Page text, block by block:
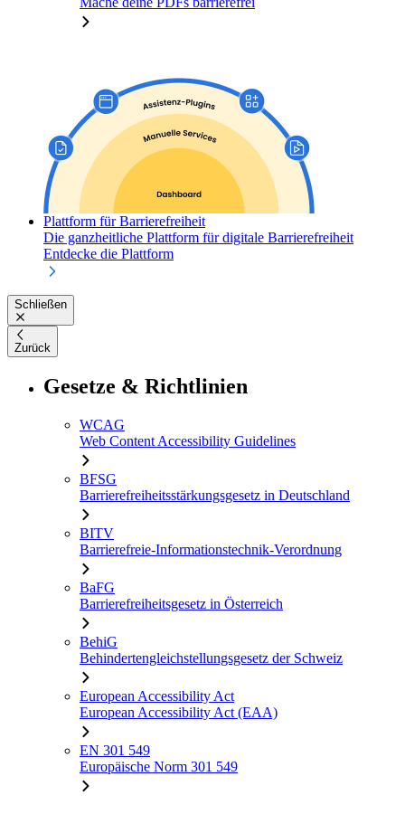
Plattform für Barrierefreiheit
Die ganzheitliche Plattform für digitale Barrierefreiheit
Entdecke die Plattform
Schließen
Zurück
Gesetze & Richtlinien
WCAG
Web Content Accessibility Guidelines
BFSG
Barrierefreiheitsstärkungsgesetz in Deutschland
BITV
Barrierefreie-Informationstechnik-Verordnung
BaFG
Barrierefreiheitsgesetz in Österreich
BehiG
Behindertengleichstellungsgesetz der Schweiz
European Accessibility Act
European Accessibility Act (EAA)
EN 301 549
Europäische Norm 301 549